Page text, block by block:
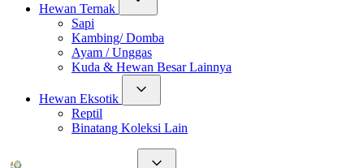
Hewan Ternak
Sapi
Kambing/ Domba
Ayam / Unggas
Kuda & Hewan Besar Lainnya
Hewan Eksotik
Reptil
Binatang Koleksi Lain